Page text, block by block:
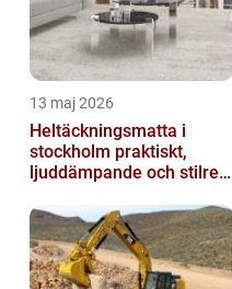
13 maj 2026
Heltäckningsmatta i
stockholm praktiskt,
ljuddämpande och stilrent